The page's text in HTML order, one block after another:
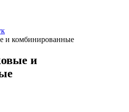
и комбинированные
и